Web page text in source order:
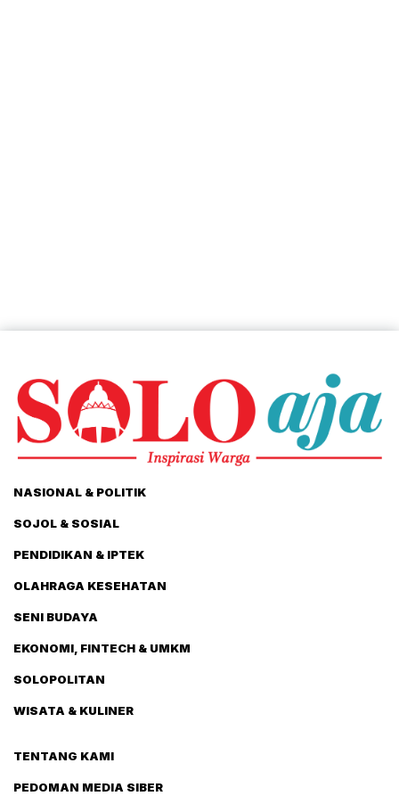
NASIONAL & POLITIK
SOJOL & SOSIAL
PENDIDIKAN & IPTEK
OLAHRAGA KESEHATAN
SENI BUDAYA
EKONOMI, FINTECH & UMKM
SOLOPOLITAN
WISATA & KULINER
TENTANG KAMI
PEDOMAN MEDIA SIBER